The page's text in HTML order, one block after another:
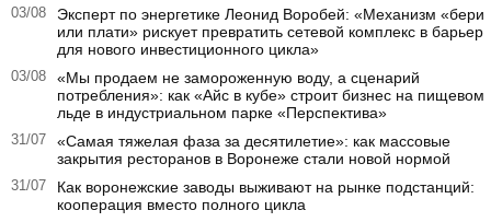
03/08
Эксперт по энергетике Леонид Воробей: «Механизм «бери
или плати» рискует превратить сетевой комплекс в барьер
для нового инвестиционного цикла»
03/08
«Мы продаем не замороженную воду, а сценарий
потребления»: как «Айс в кубе» строит бизнес на пищевом
льде в индустриальном парке «Перспектива»
31/07
«Самая тяжелая фаза за десятилетие»: как массовые
закрытия ресторанов в Воронеже стали новой нормой
31/07
Как воронежские заводы выживают на рынке подстанций:
кооперация вместо полного цикла